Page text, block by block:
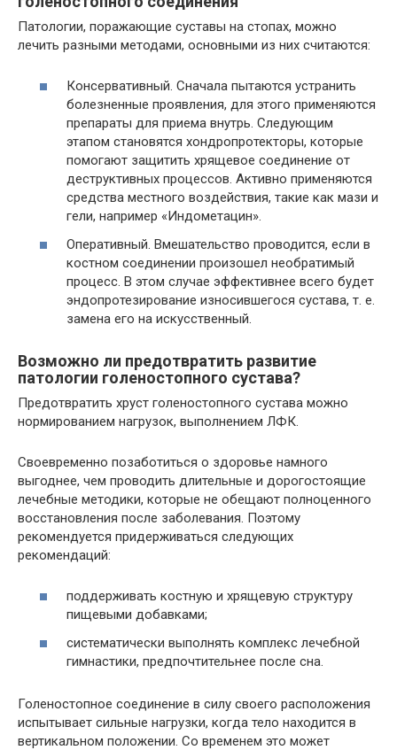
Патологии, поражающие суставы на стопах, можно
лечить разными методами, основными из них считаются:
Консервативный. Сначала пытаются устранить
болезненные проявления, для этого применяются
препараты для приема внутрь. Следующим
этапом становятся хондропротекторы, которые
помогают защитить хрящевое соединение от
деструктивных процессов. Активно применяются
средства местного воздействия, такие как мази и
гели, например «Индометацин».
Оперативный. Вмешательство проводится, если в
костном соединении произошел необратимый
процесс. В этом случае эффективнее всего будет
эндопротезирование износившегося сустава, т. е.
замена его на искусственный.
Возможно ли предотвратить развитие
патологии голеностопного сустава?
Предотвратить хруст голеностопного сустава можно
нормированием нагрузок, выполнением ЛФК.
Своевременно позаботиться о здоровье намного
выгоднее, чем проводить длительные и дорогостоящие
лечебные методики, которые не обещают полноценного
восстановления после заболевания. Поэтому
рекомендуется придерживаться следующих
рекомендаций:
поддерживать костную и хрящевую структуру
пищевыми добавками;
систематически выполнять комплекс лечебной
гимнастики, предпочтительнее после сна.
Голеностопное соединение в силу своего расположения
испытывает сильные нагрузки, когда тело находится в
вертикальном положении. Со временем это может